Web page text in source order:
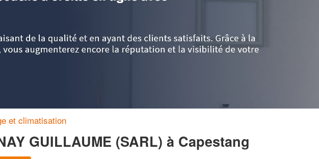
et climatisation
GUILLAUME (SARL) à Capestang